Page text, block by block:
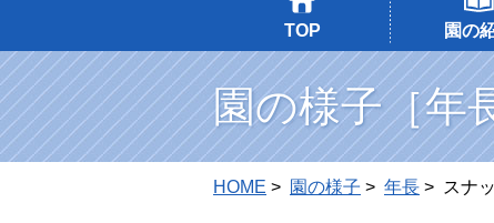
TOP 園の
園の様子［年
HOME > 園の様子 > 年長 > スナ